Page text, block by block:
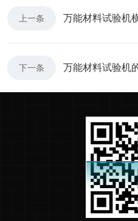
上一条 万能材料试验机
下一条 万能材料试验机